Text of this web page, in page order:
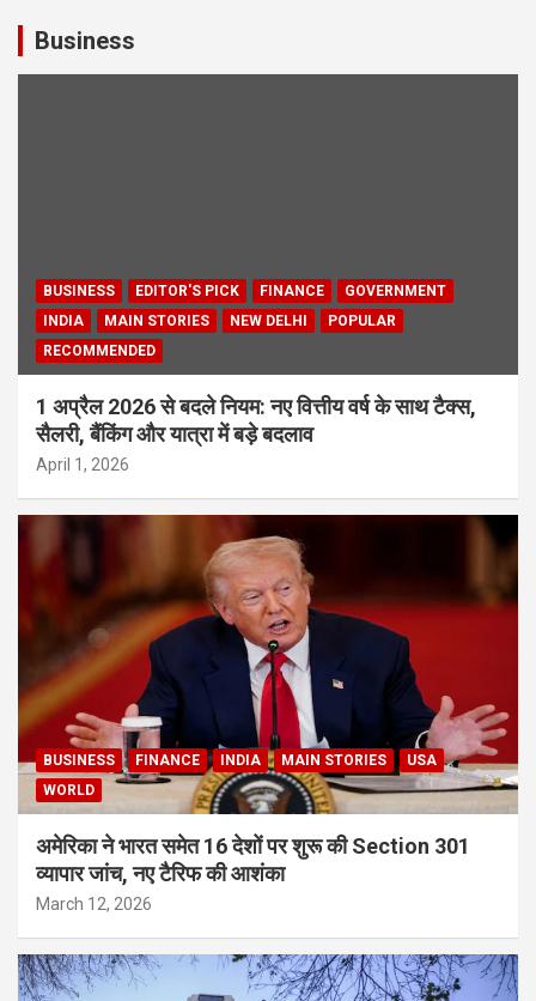
Business
BUSINESS EDITOR'S PICK FINANCE
GOVERNMENT
INDIA
MAIN STORIES NEW DELHI
POPULAR
RECOMMENDED
1 अप्रैल 2026 से बदले नियम: नए वित्तीय वर्ष के साथ टैक्स,
सैलरी, बैंकिंग और यात्रा में बड़े बदलाव
April 1, 2026
BUSINESS FINANCE INDIA MAIN STORIES
USA
WORLD
अमेरिका ने भारत समेत 16 देशों पर शुरू की Section 301
व्यापार जांच, नए टैरिफ की आशंका
March 12, 2026